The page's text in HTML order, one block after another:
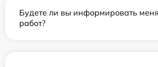
Будете ли вы информировать
работ?